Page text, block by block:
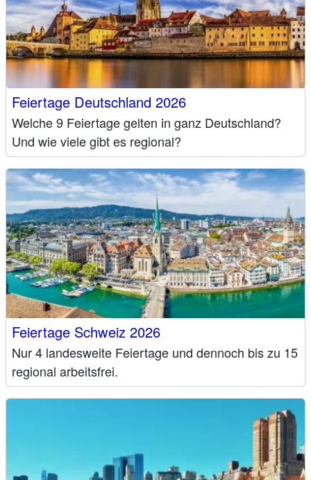
Feiertage Deutschland 2026
Welche 9 Feiertage gelten in ganz Deutschland?
Und wie viele gibt es regional?
Feiertage Schweiz 2026
Nur 4 landesweite Feiertage und dennoch bis zu 15
regional arbeitsfrei.